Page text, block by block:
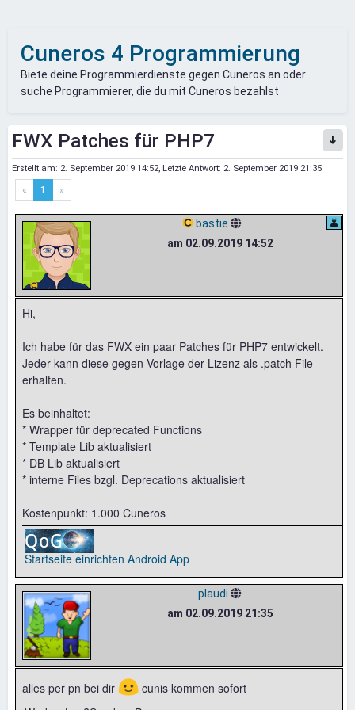
Cuneros 4 Programmierung
Biete deine Programmierdienste gegen Cuneros an oder
suche Programmierer, die du mit Cuneros bezahlst
FWX Patches für PHP7
Erstellt am: 2. September 2019 14:52, Letzte Antwort: 2. September 2019 21:35
« 1 »
bastie
am 02.09.2019 14:52
Hi,
Ich habe für das FWX ein paar Patches für PHP7 entwickelt.
Jeder kann diese gegen Vorlage der Lizenz als .patch File
erhalten.
Es beinhaltet:
* Wrapper für deprecated Functions
* Template Lib aktualisiert
* DB Lib aktualisiert
* interne Files bzgl. Deprecations aktualisiert
Kostenpunkt: 1.000 Cuneros
Startseite einrichten Android App
plaudi
am 02.09.2019 21:35
alles per pn bei dir 🙂 cunis kommen sofort